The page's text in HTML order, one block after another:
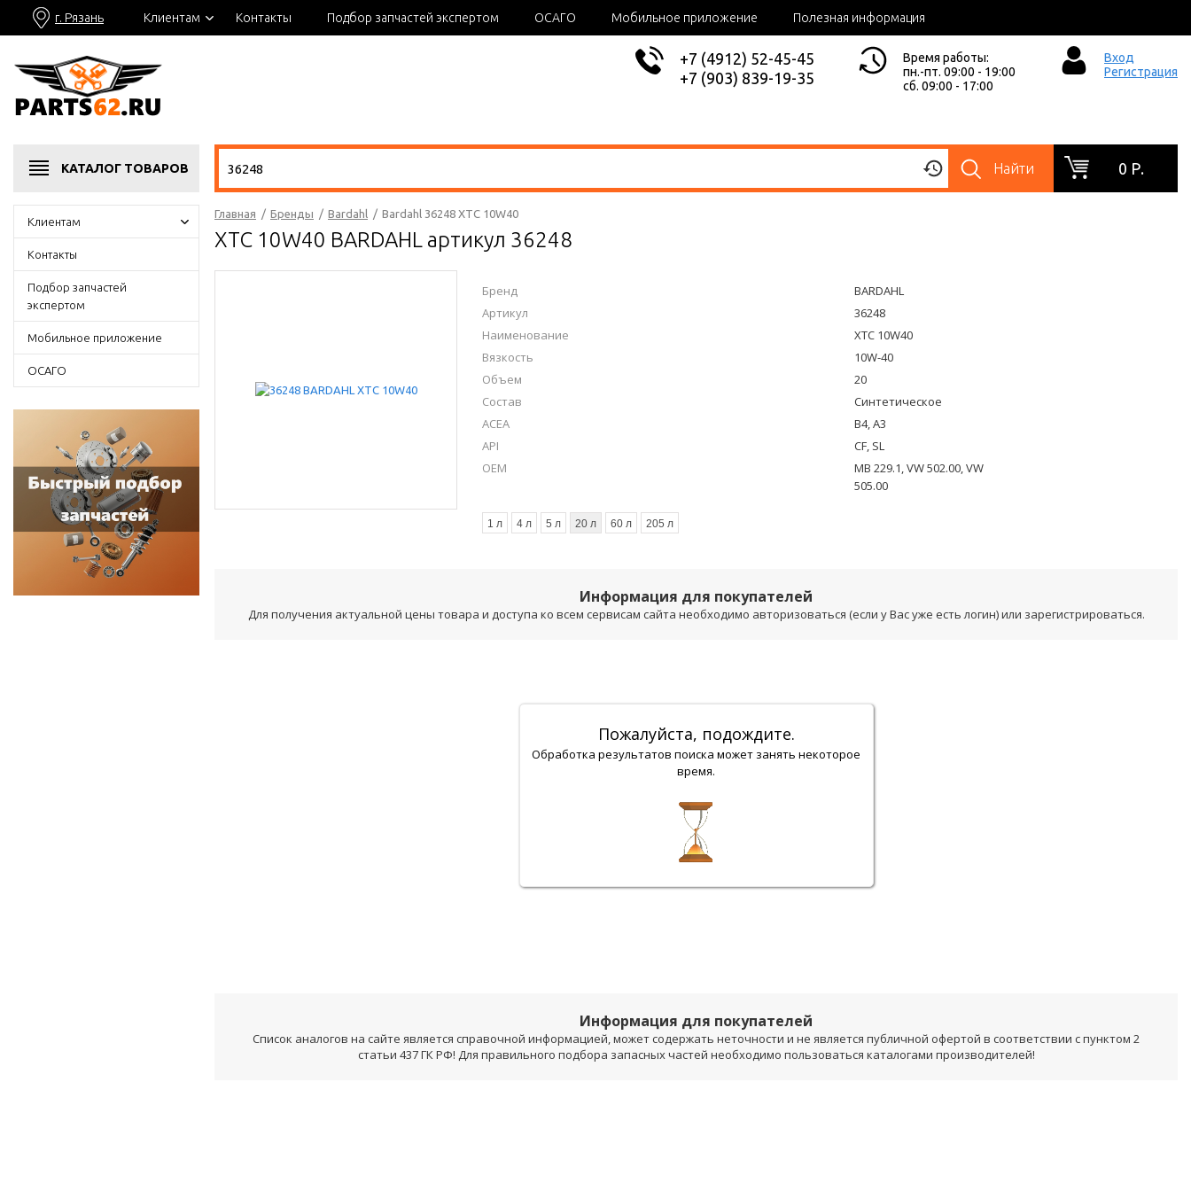
г. Рязань Клиентам Контакты Подбор запчастей экспертом ОСАГО Мобильное приложение Полезная информация
+7 (4912) 52-45-45
+7 (903) 839-19-35
Время работы:
пн.-пт. 09:00 - 19:00
сб. 09:00 - 17:00
Вход
Регистрация
КАТАЛОГ ТОВАРОВ Найти 0 Р.
Клиентам
Контакты
Подбор запчастей
экспертом
Мобильное приложение
ОСАГО
Главная / Бренды / Bardahl / Bardahl 36248 XTC 10W40
XTC 10W40 BARDAHL артикул 36248
Бренд
BARDAHL
Артикул
36248
Наименование
XTC 10W40
Вязкость
10W-40
Объем
20
Состав
Синтетическое
ACEA
B4, A3
API
CF, SL
OEM
MB 229.1, VW 502.00, VW
505.00
1 л 4 л 5 л 20 л 60 л 205 л
Информация для покупателей
Для получения актуальной цены товара и доступа ко всем сервисам сайта необходимо авторизоваться (если у Вас уже есть логин) или зарегистрироваться.
Пожалуйста, подождите.
Обработка результатов поиска может занять некоторое
время.
Информация для покупателей
Список аналогов на сайте является справочной информацией, может содержать неточности и не является публичной офертой в соответствии с пунктом 2
статьи 437 ГК РФ! Для правильного подбора запасных частей необходимо пользоваться каталогами производителей!